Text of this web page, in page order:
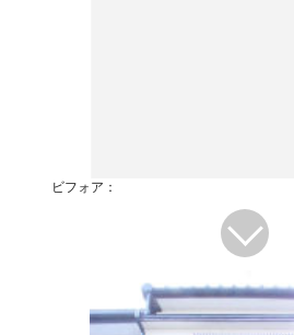
ビフォア：